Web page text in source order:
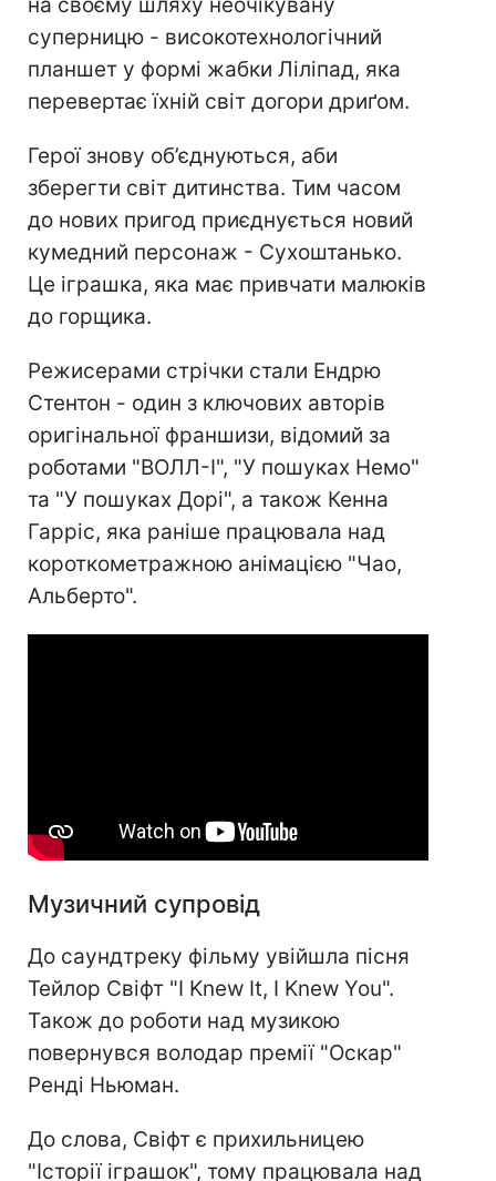
на своєму шляху неочікувану
суперницю - високотехнологічний
планшет у формі жабки Ліліпад, яка
перевертає їхній світ догори дриґом.
Герої знову об’єднуються, аби
зберегти світ дитинства. Тим часом
до нових пригод приєднується новий
кумедний персонаж - Сухоштанько.
Це іграшка, яка має привчати малюків
до горщика.
Режисерами стрічки стали Ендрю
Стентон - один з ключових авторів
оригінальної франшизи, відомий за
роботами "ВОЛЛ-І", "У пошуках Немо"
та "У пошуках Дорі", а також Кенна
Гарріс, яка раніше працювала над
короткометражною анімацією "Чао,
Альберто".
Музичний супровід
До саундтреку фільму увійшла пісня
Тейлор Свіфт "I Knew It, I Knew You".
Також до роботи над музикою
повернувся володар премії "Оскар"
Ренді Ньюман.
До слова, Свіфт є прихильницею
"Історії іграшок", тому працювала над